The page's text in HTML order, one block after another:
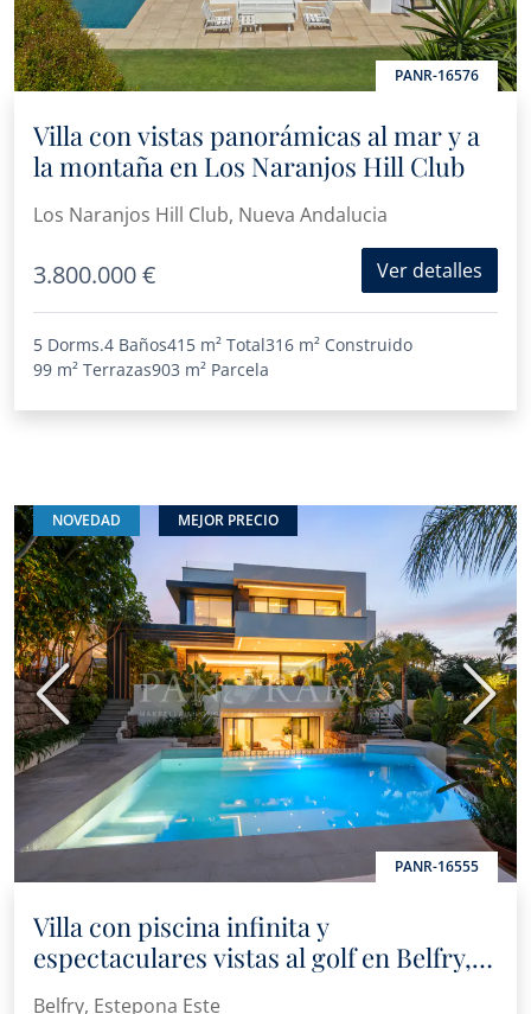
PANR-16576
Villa con vistas panorámicas al mar y a
la montaña en Los Naranjos Hill Club
Los Naranjos Hill Club, Nueva Andalucia
3.800.000 € Ver detalles
5 Dorms.4 Baños415 m² Total316 m² Construido
99 m² Terrazas903 m² Parcela
NOVEDAD MEJOR PRECIO
PANR-16555
Anterior
Villa con piscina infinita y
espectaculares vistas al golf en Belfry,
Estepona Este
Belfry, Estepona Este